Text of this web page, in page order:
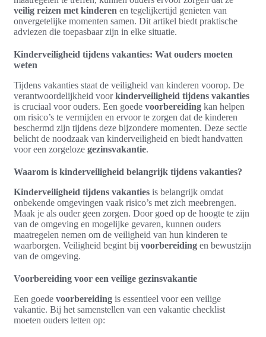
veilig reizen met kinderen en tegelijkertijd genieten van
onvergetelijke momenten samen. Dit artikel biedt praktische
adviezen die toepasbaar zijn in elke situatie.
Kinderveiligheid tijdens vakanties: Wat ouders moeten
weten
Tijdens vakanties staat de veiligheid van kinderen voorop. De
verantwoordelijkheid voorkinderveiligheid tijdens vakanties
is cruciaal voor ouders. Een goede voorbereiding kan helpen
om risico’s te vermijden en ervoor te zorgen dat de kinderen
beschermd zijn tijdens deze bijzondere momenten. Deze sectie
belicht de noodzaak van kinderveiligheid en biedt handvatten
voor een zorgeloze gezinsvakantie.
Waarom is kinderveiligheid belangrijk tijdens vakanties?
Kinderveiligheid tijdens vakanties is belangrijk omdat
onbekende omgevingen vaak risico’s met zich meebrengen.
Maak je als ouder geen zorgen. Door goed op de hoogte te zijn
van de omgeving en mogelijke gevaren, kunnen ouders
maatregelen nemen om de veiligheid van hun kinderen te
waarborgen. Veiligheid begint bij voorbereiding en bewustzijn
van de omgeving.
Voorbereiding voor een veilige gezinsvakantie
Een goede voorbereiding is essentieel voor een veilige
vakantie. Bij het samenstellen van een vakantie checklist
moeten ouders letten op: